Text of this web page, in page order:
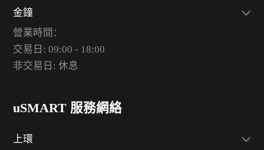
金鐘
營業時間：
交易日: 09:00 - 18:00
非交易日: 休息
uSMART 服務網絡
上環